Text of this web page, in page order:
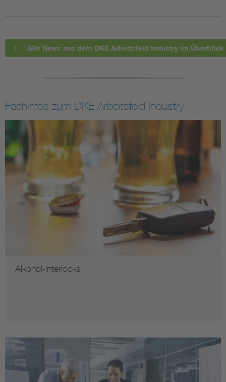
Alle News aus dem DKE Arbeitsfeld Industry im Überblick
Fachinfos zum DKE Arbeitsfeld Industry
Alkohol-Interlocks